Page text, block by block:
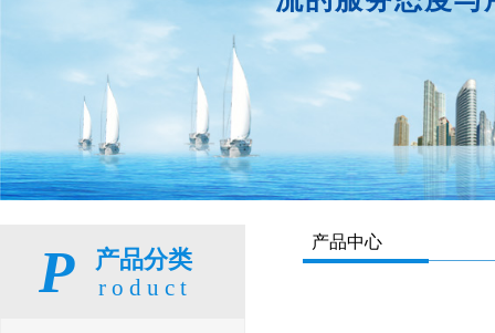
产品中心
P 产品分类
产品分类
roduct
roduct